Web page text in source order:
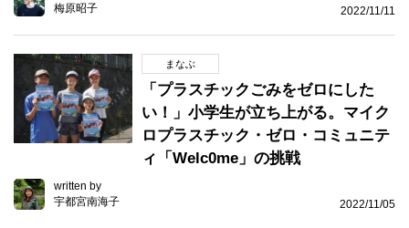
梅原昭子
2022/11/11
まなぶ
「プラスチックごみをゼロにした
い！」小学生が立ち上がる。マイク
ロプラスチック・ゼロ・コミュニテ
ィ「Welc0me」の挑戦
written by
宇都宮南海子
2022/11/05